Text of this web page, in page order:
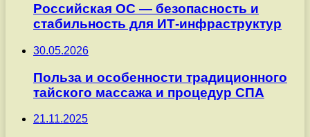
Российская ОС — безопасность и
стабильность для ИТ-инфраструктур
30.05.2026
Польза и особенности традиционного
тайского массажа и процедур СПА
21.11.2025